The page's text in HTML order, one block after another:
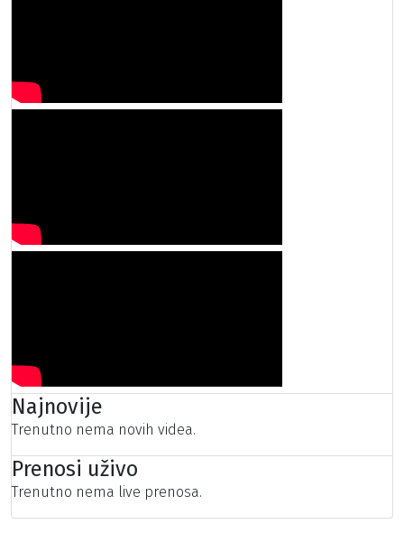
Najnovije
Trenutno nema novih videa.
Prenosi uživo
Trenutno nema live prenosa.